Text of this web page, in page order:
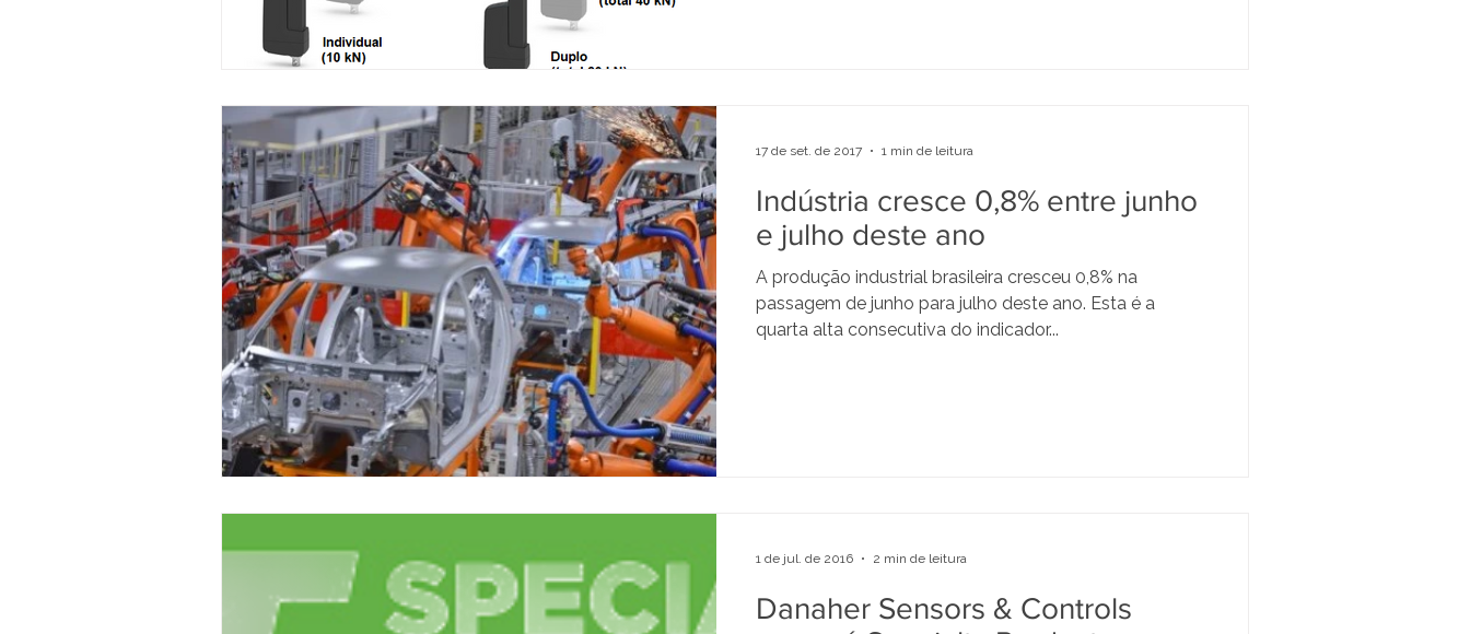
Indústria cresce 0,8% entre junho
e julho deste ano
A produção industrial brasileira cresceu 0,8% na
passagem de junho para julho deste ano. Esta é a
quarta alta consecutiva do indicador...
17 de set. de 2017 1 min de leitura
Danaher Sensors & Controls
1 de jul. de 2016 2 min de leitura